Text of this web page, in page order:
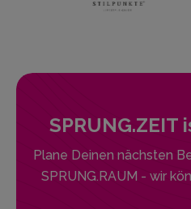
SPRUNG.ZEIT
Plane Deinen nächsten
SPRUNG.RAUM - wir